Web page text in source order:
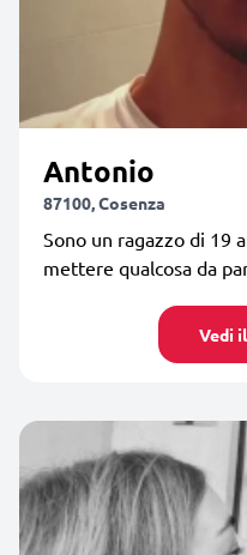
Antonio
87100, Cosenza
Sono un ragazzo di 19
mettere qualcosa da
Vedi